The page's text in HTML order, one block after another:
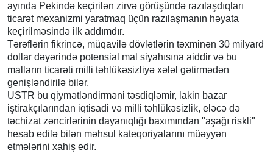
ayında Pekində keçirilən zirvə görüşündə razılaşdıqları
ticarət mexanizmi yaratmaq üçün razılaşmanın həyata
keçirilməsində ilk addımdır.
Tərəflərin fikrincə, müqavilə dövlətlərin təxminən 30 milyard
dollar dəyərində potensial mal siyahısına aiddir və bu
malların ticarəti milli təhlükəsizliyə xələl gətirmədən
genişləndirilə bilər.
USTR bu qiymətləndirməni təsdiqləmir, lakin bazar
iştirakçılarından iqtisadi və milli təhlükəsizlik, eləcə də
təchizat zəncirlərinin dayanıqlığı baxımından "aşağı riskli"
hesab edilə bilən məhsul kateqoriyalarını müəyyən
etmələrini xahiş edir.